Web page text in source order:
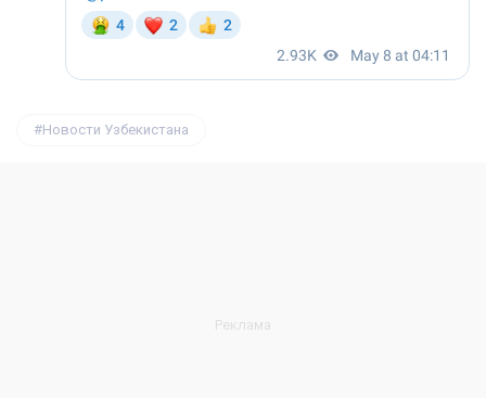
Новости Узбекистана